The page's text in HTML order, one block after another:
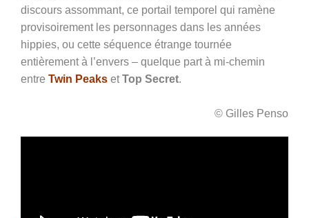
discours assommant, ce portail temporel qui ramène
provisoirement les personnages dans les années
hippies, ou cette séquence étrange tournée
entièrement à l’envers – quelque part à mi-chemin
entre Twin Peaks etTop Secret.
© Gilles Penso